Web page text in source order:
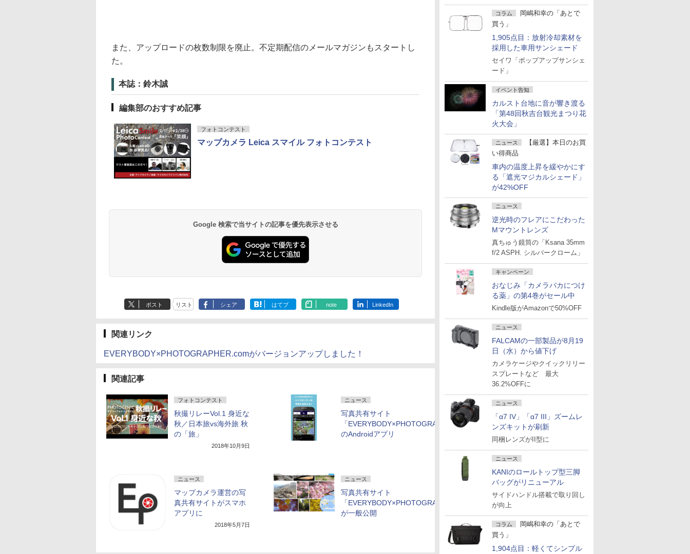
コラム
岡嶋和幸の「あとで
買う」
1,905点目：放射冷却素材を
採用した車用サンシェード
セイワ「ポップアップサンシェ
ード」
イベント告知
カルスト台地に音が響き渡る
「第48回秋吉台観光まつり花
火大会」
ニュース
【厳選】本日のお買
い得商品
車内の温度上昇を緩やかにす
る「遮光マジカルシェード」
が42%OFF
ニュース
逆光時のフレアにこだわった
Mマウントレンズ
真ちゅう鏡筒の「Ksana 35mm
f/2 ASPH. シルバークローム」
キャンペーン
おなじみ「カメラバカにつけ
る薬」の第4巻がセール中
Kindle版がAmazonで50%OFF
ニュース
FALCAMの一部製品が8月19
日（水）から値下げ
カメラケージやクイックリリー
スプレートなど 最大
36.2%OFFに
ニュース
「α7 IV」「α7 III」ズームレ
ンズキットが刷新
同梱レンズがII型に
ニュース
KANIのロールトップ型三脚
バッグがリニューアル
サイドハンドル搭載で取り回し
が向上
コラム
岡嶋和幸の「あとで
買う」
1,904点目：軽くてシンプル
また、アップロードの枚数制限を廃止。不定期配信のメールマガジンもスタートし
た。
本誌：鈴木誠
編集部のおすすめ記事
フォトコンテスト
マップカメラ Leica スマイル フォトコンテスト
Google 検索で当サイトの記事を優先表示させる
ポスト リスト シェア はてブ note LinkedIn
関連リンク
EVERYBODY×PHOTOGRAPHER.comがバージョンアップしました！
関連記事
フォトコンテスト
秋撮リレーVol.1 身近な
秋／日本旅vs海外旅 秋
の「旅」
2018年10月9日
ニュース
写真共有サイト
「EVERYBODY×PHOTOGRAPHER.com」
のAndroidアプリ
ニュース
マップカメラ運営の写
真共有サイトがスマホ
アプリに
2018年5月7日
ニュース
写真共有サイト
「EVERYBODY×PHOTOGRAPHER.com」
が一般公開
2017年4月20日